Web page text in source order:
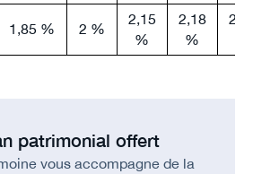
1,85 % 2 %
2,15
%
2,18
%
patrimonial offert
vous accompagne de la